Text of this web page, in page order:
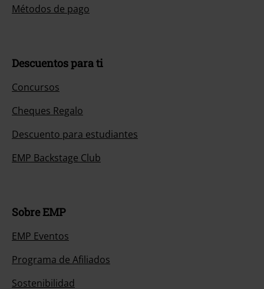
Métodos de pago
Descuentos para ti
Concursos
Cheques Regalo
Descuento para estudiantes
EMP Backstage Club
Sobre EMP
EMP Eventos
Programa de Afiliados
Sostenibilidad